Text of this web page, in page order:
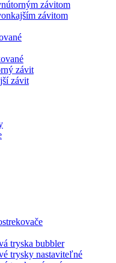
závitom
závitom
závit
závit
tryska bubbler
trysky nastaviteľné